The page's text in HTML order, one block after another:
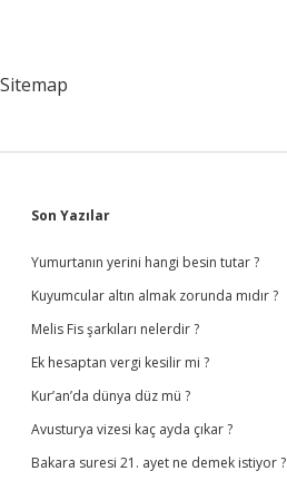
Sitemap
Sidebar
Son Yazılar
Yumurtanın yerini hangi besin tutar ?
Kuyumcular altın almak zorunda mıdır ?
Melis Fis şarkıları nelerdir ?
Ek hesaptan vergi kesilir mi ?
Kur’an’da dünya düz mü ?
Avusturya vizesi kaç ayda çıkar ?
Bakara suresi 21. ayet ne demek istiyor ?